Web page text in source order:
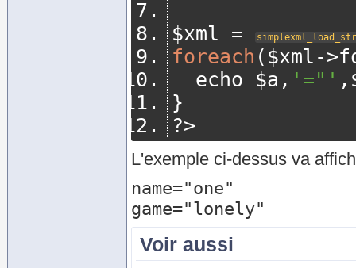
$xml =
foreach ( $xml ->
	echo $a
, '="' ,
}
?>
L'exemple ci-dessus va
name="one"
Voir aussi